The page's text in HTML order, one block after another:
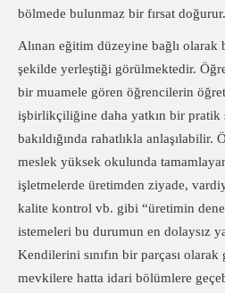
bölmede bulunmaz bir fırsat doğurur.
Alınan eğitim düzeyine bağlı
şekilde yerleştiği görülmektedir.
bir muamele gören öğrencilerin
işbirlikçiliğine daha yatkın bir pratik
bakıldığında rahatlıkla
meslek yüksek okulunda
işletmelerde üretimden ziyade,
kalite kontrol vb. gibi “üretimin
istemeleri bu durumun en dolaysız
Kendilerini sınıfın bir parçası
mevkilere hatta idari bölümlere